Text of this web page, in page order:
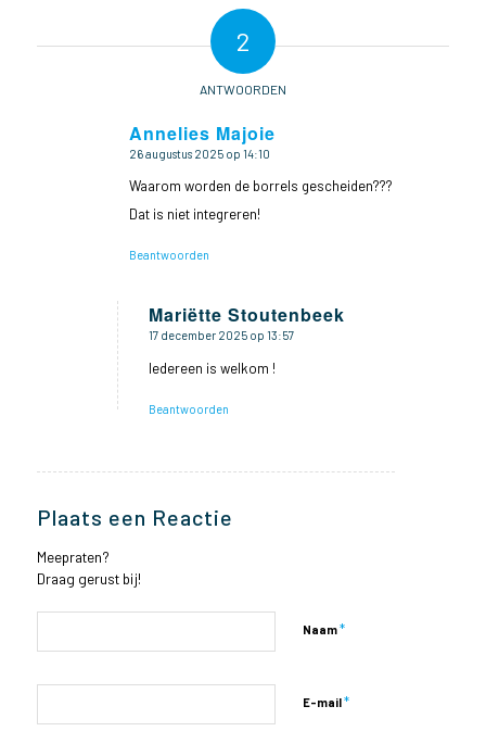
2
ANTWOORDEN
Annelies Majoie
zegt:
26 augustus 2025 op 14:10
Waarom worden de borrels gescheiden???
Dat is niet integreren!
Beantwoorden
Mariëtte Stoutenbeek
zegt:
17 december 2025 op 13:57
Iedereen is welkom !
Beantwoorden
Plaats een Reactie
Meepraten?
Draag gerust bij!
Naam*
E-mail*